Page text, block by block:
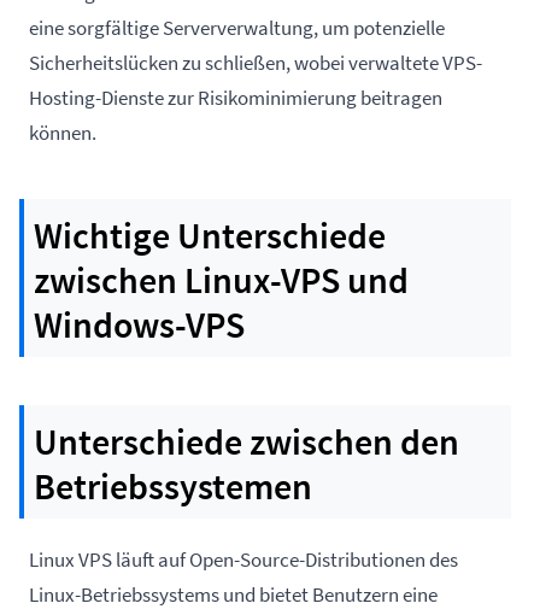
eine sorgfältige Serververwaltung, um potenzielle
Sicherheitslücken zu schließen, wobei verwaltete VPS-
Hosting-Dienste zur Risikominimierung beitragen
können.
Wichtige Unterschiede
zwischen Linux-VPS und
Windows-VPS
Unterschiede zwischen den
Betriebssystemen
Linux VPS läuft auf Open-Source-Distributionen des
Linux-Betriebssystems und bietet Benutzern eine